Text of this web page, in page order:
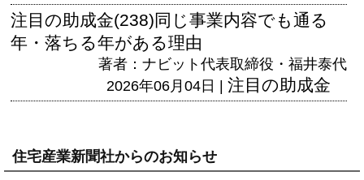
注目の助成金(238)同じ事業内容でも通る
年・落ちる年がある理由
著者：ナビット代表取締役・福井泰代
2026年06月04日 | 注目の助成金
住宅産業新聞社からのお知らせ